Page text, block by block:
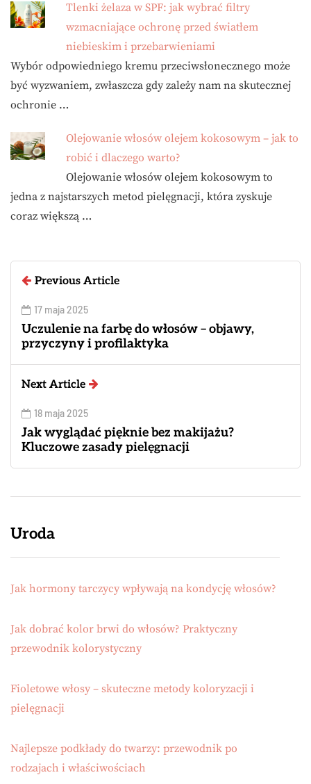
Tlenki żelaza w SPF: jak wybrać filtry
wzmacniające ochronę przed światłem
niebieskim i przebarwieniami
Wybór odpowiedniego kremu przeciwsłonecznego może
być wyzwaniem, zwłaszcza gdy zależy nam na skutecznej
ochronie …
Olejowanie włosów olejem kokosowym – jak to
robić i dlaczego warto?
Olejowanie włosów olejem kokosowym to
jedna z najstarszych metod pielęgnacji, która zyskuje
coraz większą …
Previous Article
17 maja 2025
Uczulenie na farbę do włosów – objawy,
przyczyny i profilaktyka
Next Article
18 maja 2025
Jak wyglądać pięknie bez makijażu?
Kluczowe zasady pielęgnacji
Uroda
Jak hormony tarczycy wpływają na kondycję włosów?
Jak dobrać kolor brwi do włosów? Praktyczny
przewodnik kolorystyczny
Fioletowe włosy – skuteczne metody koloryzacji i
pielęgnacji
Najlepsze podkłady do twarzy: przewodnik po
rodzajach i właściwościach